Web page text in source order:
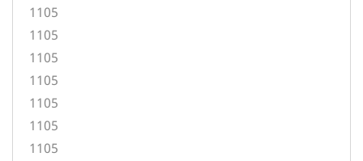
1105
1105
1105
1105
1105
1105
1105